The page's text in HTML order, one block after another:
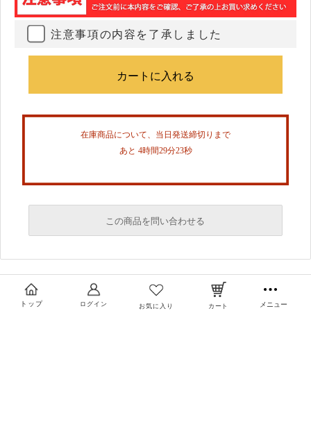
注意事項の内容を了承しました
在庫商品について、当日発送締切りまで
あと 4時間29分23秒
この商品を問い合わせる
トップ ログイン お気に入り カート メニュー